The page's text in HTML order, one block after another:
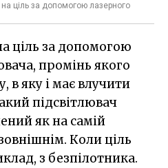
ціль за допомогою лазерного
ціль за допомогою
промінь якого
в яку і має влучити
підсвітлювач
як на самій
Коли ціль
з безпілотника.